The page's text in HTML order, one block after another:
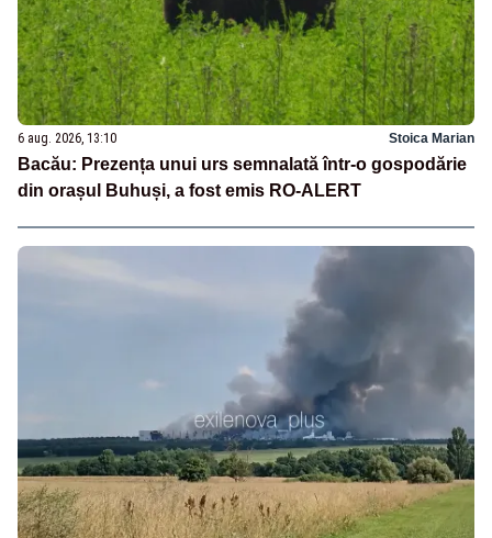
6 aug. 2026, 13:10 Stoica Marian
Bacău: Prezența unui urs semnalată într-o gospodărie
din orașul Buhuși, a fost emis RO-ALERT